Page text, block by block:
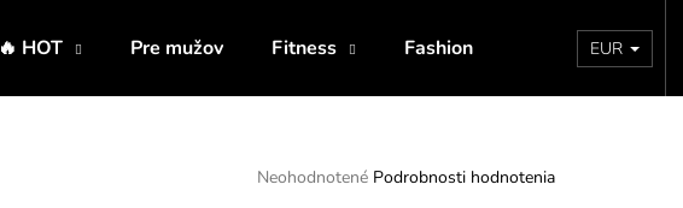
🔥 HOT Pre mužov Fitness Fashion Doprava a platby
EUR
Priemerné
Neohodnotené Podrobnosti hodnotenia